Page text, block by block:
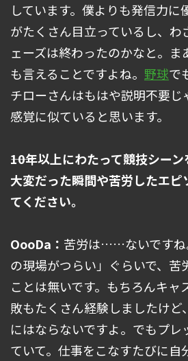
しています。僕よりも発信力に
がたくさん目立っているし、わ
ェーズは終わったのかなと。ま
も言えることですよね。 野球で
チローさんはもはや説明不要じ
感覚に似ていると思います。
――10年以上にわたって競技シー
大変だった瞬間や苦労したエ
てください。
OooDa： 苦労は……ないですね
の現場がつらい」ぐらいで、苦
ことは無いです。もちろんキャ
敗もたくさん経験しましたけど
にはならないですよ。でもプレ
ていて。仕事をこなすたびに自